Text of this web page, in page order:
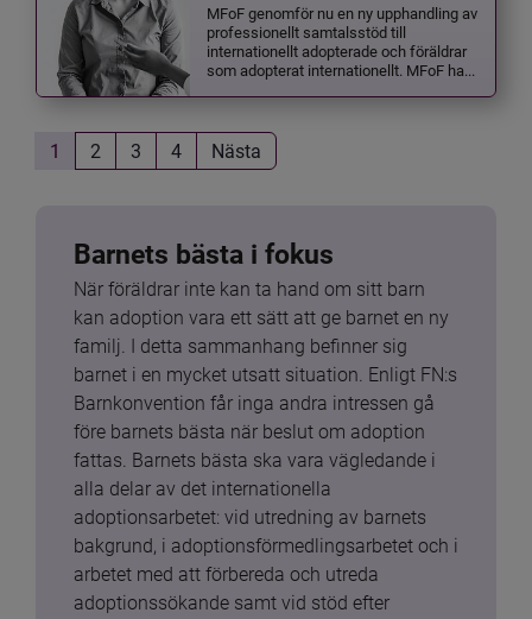
MFoF genomför nu en ny upphandling av
professionellt samtalsstöd till
internationellt adopterade och föräldrar
som adopterat internationellt. MFoF ha...
1 2 3 4 Nästa
Barnets bästa i fokus
När föräldrar inte kan ta hand om sitt barn
kan adoption vara ett sätt att ge barnet en ny
familj. I detta sammanhang befinner sig
barnet i en mycket utsatt situation. Enligt FN:s
Barnkonvention får inga andra intressen gå
före barnets bästa när beslut om adoption
fattas. Barnets bästa ska vara vägledande i
alla delar av det internationella
adoptionsarbetet: vid utredning av barnets
bakgrund, i adoptionsförmedlingsarbetet och i
arbetet med att förbereda och utreda
adoptionssökande samt vid stöd efter